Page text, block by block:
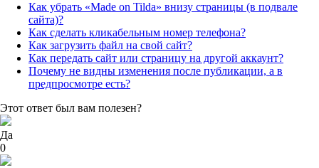
Как убрать «Made on Tilda» внизу страницы (в подвале
сайта)?
Как сделать кликабельным номер телефона?
Как загрузить файл на свой сайт?
Как передать сайт или страницу на другой аккаунт?
Почему не видны изменения после публикации, а в
предпросмотре есть?
Этот ответ был вам полезен?
Да
0